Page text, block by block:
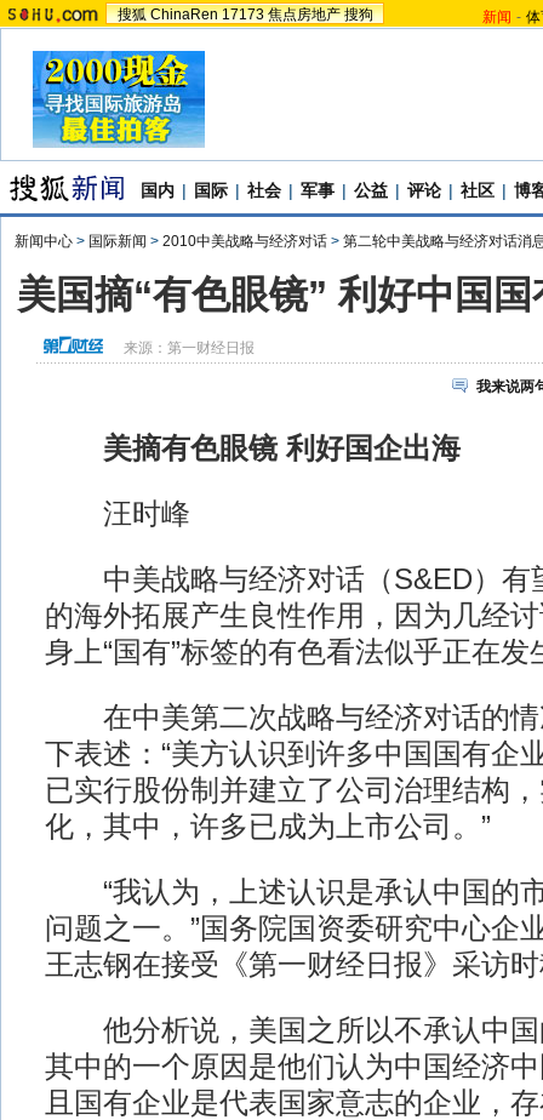
搜狐 ChinaRen 17173 焦点房地产 搜狗 新闻 -
国内 | 国际 | 社会 | 军事 | 公益 | 评论 | 社区 | 博
新闻中心 > 国际新闻 > 2010中美战略与经济对话 > 第二轮中美战略与经济对话消
美国摘“有色眼镜” 利好中国
来源： 第一财经日报
我来说两
美摘有色眼镜 利好国企出海
汪时峰
中美战略与经济对话（S&ED）有
的海外拓展产生良性作用，因为几经
身上“国有”标签的有色看法似乎正在发
在中美第二次战略与经济对话的情
下表述：“美方认识到许多中国国有企
已实行股份制并建立了公司治理结构
化，其中，许多已成为上市公司。”
“我认为，上述认识是承认中国的
问题之一。”国务院国资委研究中心企
王志钢在接受《第一财经日报》采访
他分析说，美国之所以不承认中国
其中的一个原因是他们认为中国经济
且国有企业是代表国家意志的企业，